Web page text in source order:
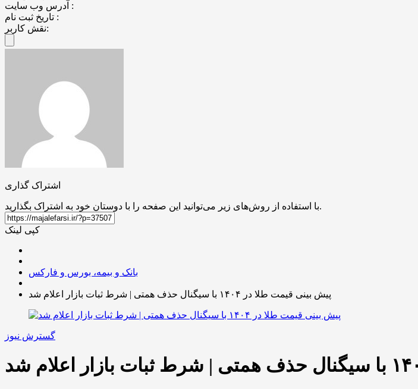
آدرس وب سایت :
تاریخ ثبت نام :
نقش کاربر:
اشتراک گذاری
با استفاده از روش‌های زیر می‌توانید این صفحه را با دوستان خود به اشتراک بگذارید.
کپی لینک
بانک و بیمه، بورس و فارکس
پیش بینی قیمت طلا در ۱۴۰۴ با سیگنال حذف همتی | شرط ثبات بازار اعلام شد
گسترش نیوز